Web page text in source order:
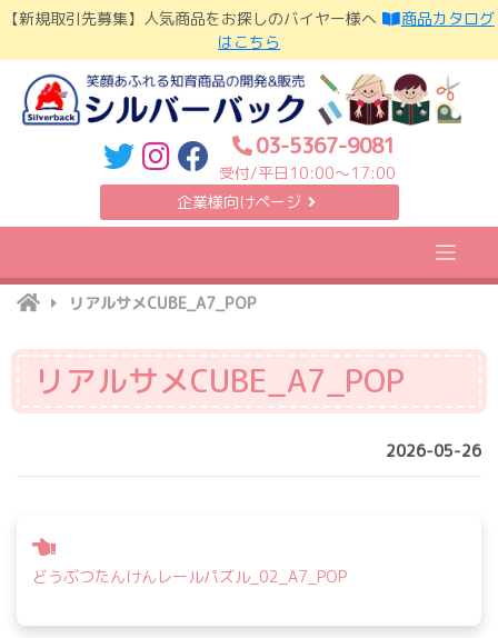
Skip
content
【新規取引先募集】人気商品をお探しのバイヤー様へ
商品カタログ
はこちら
03-5367-9081
受付/平日10:00〜17:00
企業様向けページ
リアルサメCUBE_A7_POP
リアルサメCUBE_A7_POP
2026-05-26
稿
ナ
ビ
どうぶつたんけんレールパズル_02_A7_POP